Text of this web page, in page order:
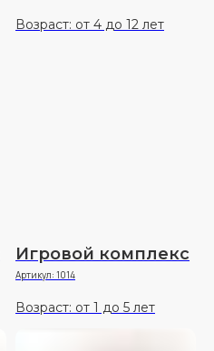
Возраст: от 4 до 12 лет
Игровой комплекс
Артикул: 1014
Возраст: от 1 до 5 лет